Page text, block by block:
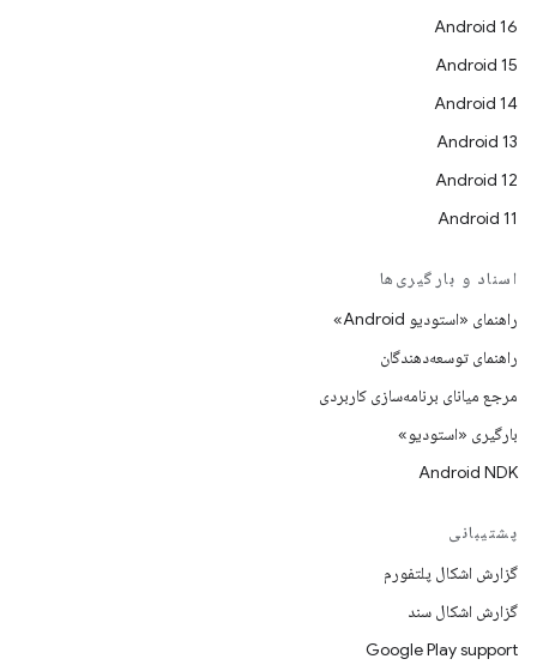
Android 16
Android 15
Android 14
Android 13
Android 12
Android 11
اسناد و بارگیری‌ها
راهنمای «استودیو Android»
راهنمای توسعه‌دهندگان
مرجع میانای برنامه‌سازی کاربردی
بارگیری «استودیو»
Android NDK
پشتیبانی
گزارش اشکال پلتفورم
گزارش اشکال سند
Google Play support